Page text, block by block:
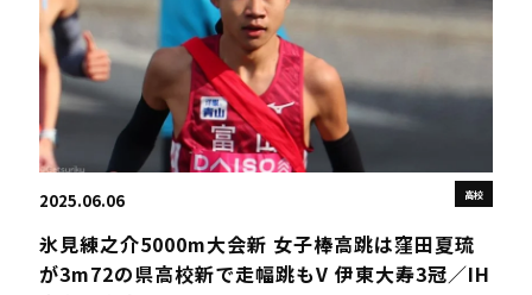
高校
2025.06.06
氷見練之介5000m大会新 女子棒高跳は窪田夏琉
が3m72の県高校新で走幅跳もV 伊東大寿3冠／IH